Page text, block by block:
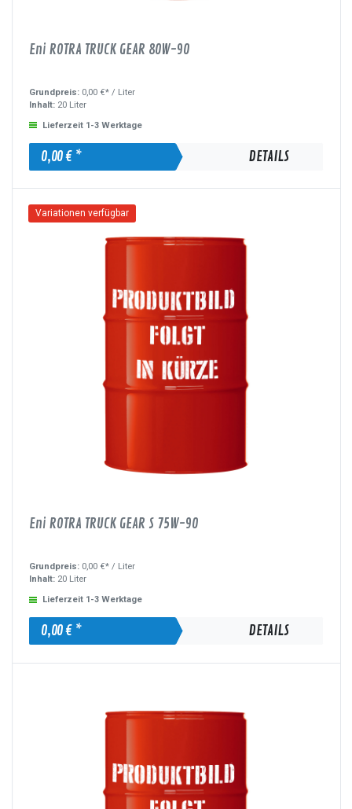
Eni ROTRA TRUCK GEAR 80W-90
Grundpreis: 0,00 €* / Liter
Inhalt: 20 Liter
Lieferzeit 1-3 Werktage
0,00 € * DETAILS
Variationen verfügbar
Eni ROTRA TRUCK GEAR S 75W-90
Grundpreis: 0,00 €* / Liter
Inhalt: 20 Liter
Lieferzeit 1-3 Werktage
0,00 € * DETAILS